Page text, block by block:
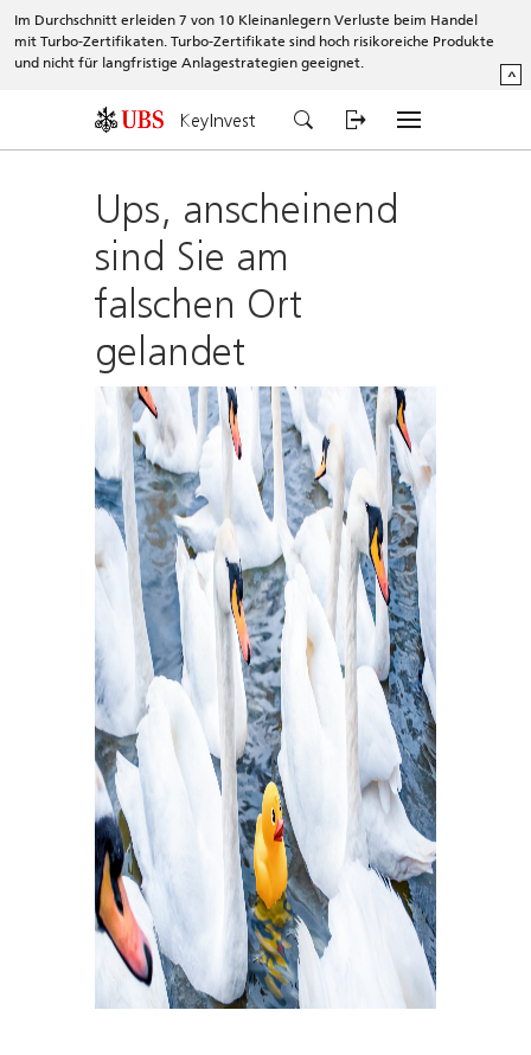
Im Durchschnitt erleiden 7 von 10 Kleinanlegern Verluste beim Handel
mit Turbo-Zertifikaten. Turbo-Zertifikate sind hoch risikoreiche Produkte
und nicht für langfristige Anlagestrategien geeignet.
^
KeyInvest
Ups, anscheinend
sind Sie am
falschen Ort
gelandet